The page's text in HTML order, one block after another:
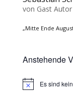
von Gast Autor
„Mitte Ende
Anstehende
HinweisEs sind